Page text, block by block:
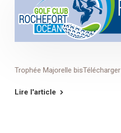
Trophée Majorelle bisTélécharger
Lire l'article